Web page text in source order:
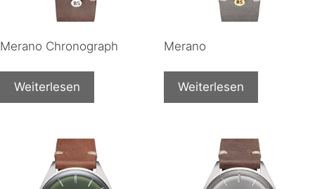
Merano Chronograph
Weiterlesen
Merano
Weiterlesen